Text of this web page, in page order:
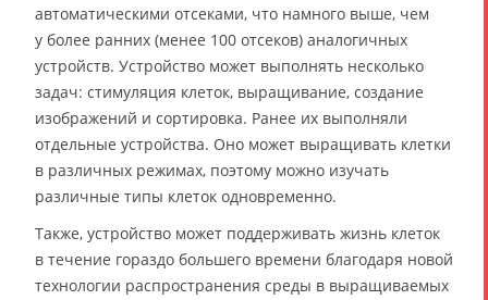
автоматическими отсеками, что намного выше, чем
у более ранних (менее 100 отсеков) аналогичных
устройств. Устройство может выполнять несколько
задач: стимуляция клеток, выращивание, создание
изображений и сортировка. Ранее их выполняли
отдельные устройства. Оно может выращивать клетки
в различных режимах, поэтому можно изучать
различные типы клеток одновременно.
Также, устройство может поддерживать жизнь клеток
в течение гораздо большего времени благодаря новой
технологии распространения среды в выращиваемых